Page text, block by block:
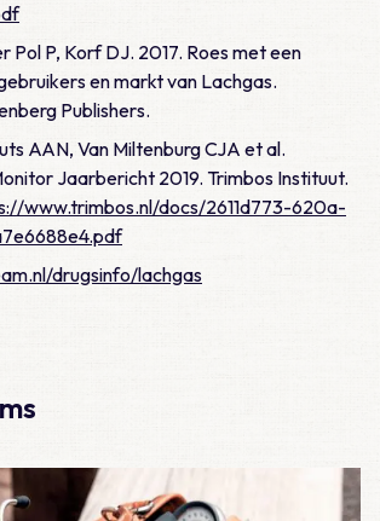
Pol P, Korf DJ. 2017. Roes met een
en markt van Lachgas.
Publishers.
AAN, Van Miltenburg CJA et al.
Jaarbericht 2019. Trimbos Instituut.
www.trimbos.nl/docs/2611d773-620a-
drugsinfo/lachgas
– Lijkschouw